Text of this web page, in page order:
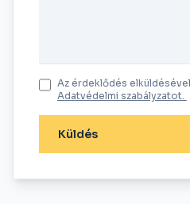
Az érdeklődés
Adatvédelmi szabályzatot.
Küldés